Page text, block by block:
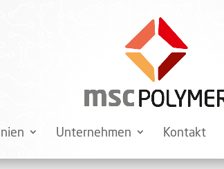
Unternehmen Kontakt